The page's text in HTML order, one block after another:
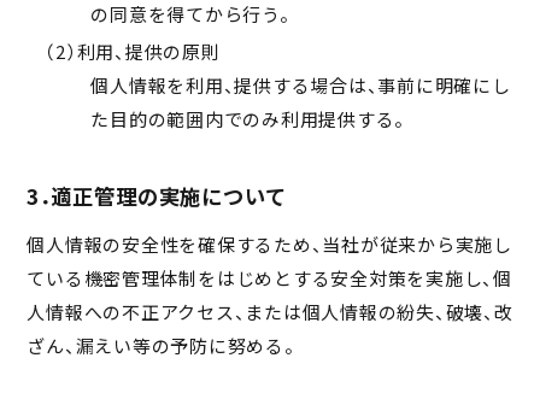
の同意を得てから行う。
（2）利用、提供の原則
個人情報を利用、提供する場合は、事前に明確にし
た目的の範囲内でのみ利用提供する。
3．適正管理の実施について
個人情報の安全性を確保するため、当社が従来から実施し
ている機密管理体制をはじめとする安全対策を実施し、個
人情報への不正アクセス、または個人情報の紛失、破壊、改
ざん、漏えい等の予防に努める。